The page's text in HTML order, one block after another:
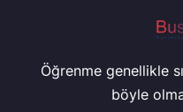
Öğrenme genellikle
böyle